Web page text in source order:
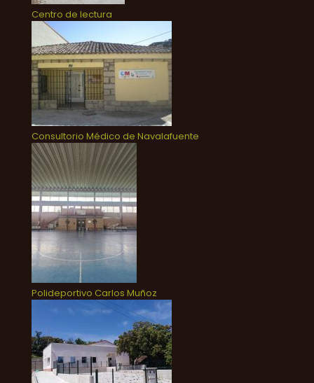
Centro de lectura
Consultorio Médico de Navalafuente
Polideportivo Carlos Muñoz